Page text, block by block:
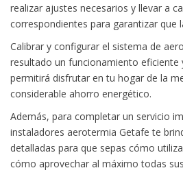
realizar ajustes necesarios y llevar a
correspondientes para garantizar que
Calibrar y configurar el sistema de
resultado un funcionamiento eficiente
permitirá disfrutar en tu hogar de la
considerable ahorro energético.
Además, para completar un servicio
instaladores aerotermia Getafe te
detalladas para que sepas cómo
cómo aprovechar al máximo todas